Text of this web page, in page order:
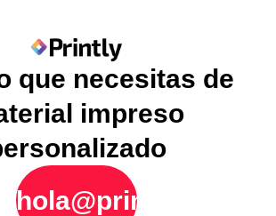
que necesitas de
impreso
hola@printly.es